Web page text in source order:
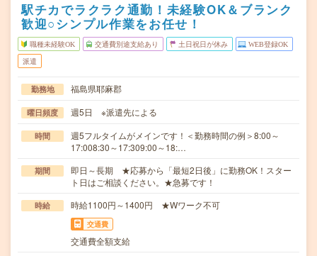
駅チカでラクラク通勤！未経験OK＆ブランク
歓迎○シンプル作業をお任せ！
職種未経験OK 交通費別途支給あり 土日祝日が休み WEB登録OK
派遣
勤務地 福島県耶麻郡
曜日頻度 週5日 ※派遣先による
時間
週5フルタイムがメインです！＜勤務時間の例＞8:00～
17:008:30～17:309:00～18:…
期間
即日～長期 ★応募から「最短2日後」に勤務OK！スター
ト日はご相談ください。★急募です！
時給 時給1100円～1400円 ★Wワーク不可
交通費
交通費全額支給